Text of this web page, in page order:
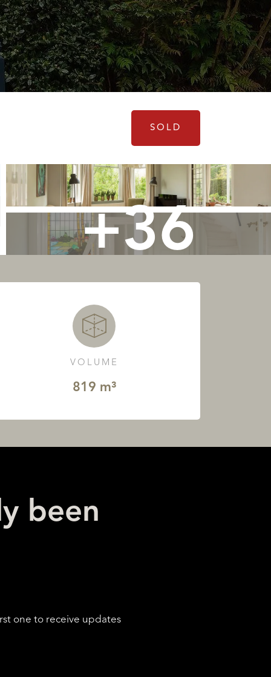
SOLD
+36
VOLUME
819 m³
been
one to receive updates